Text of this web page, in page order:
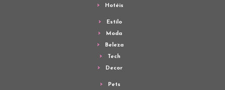
Hotéis
Estilo
Moda
Beleza
Tech
Decor
Pets